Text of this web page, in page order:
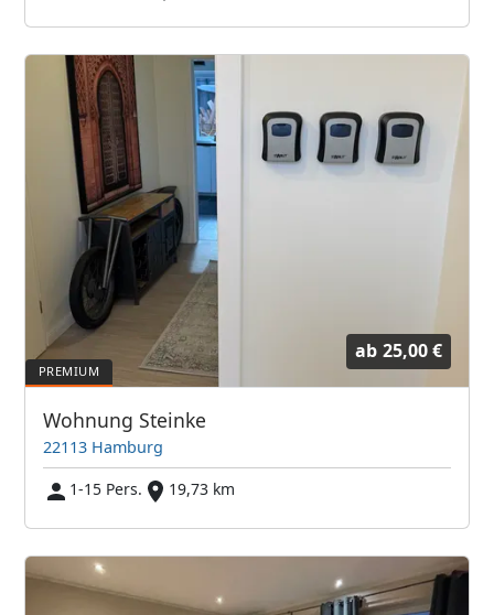
ab 25,00 €
Wohnung Steinke
22113 Hamburg
1-15 Pers.
19,73 km